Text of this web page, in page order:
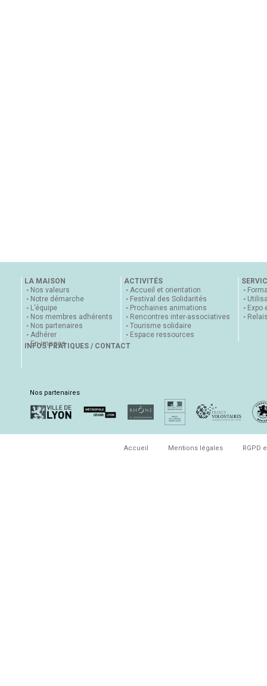
LA MAISON
Nos valeurs
Notre démarche
L’équipe
Nos membres adhérents
Nos partenaires
Adhérer
En images
ACTIVITÉS
Accueil et orientation
Festival des Solidarités
Prochaines animations
Rencontres inter-associatives
Tourisme solidaire
Espace ressources
Expo
INFOS PRATIQUES / CONTACT
Nos partenaires
Accueil Mentions légales RGPD